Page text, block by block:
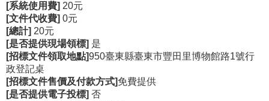
資
訊
安
全
宣
告
[系統使用費] 20元
[文件代收費] 0元
[總計] 20元
[是否提供現場領標] 是
[招標文件領取地點]950臺東縣臺東市豐田里博物館路1號行
政登記桌
[招標文件售價及付款方式]免費提供
[是否提供電子投標] 否